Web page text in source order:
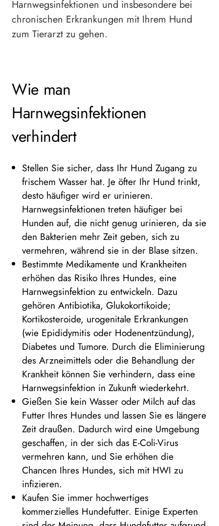
Harnwegsinfektionen und insbesondere bei
chronischen Erkrankungen mit Ihrem Hund
zum Tierarzt zu gehen.
Wie man
Harnwegsinfektionen
verhindert
Stellen Sie sicher, dass Ihr Hund Zugang zu
frischem Wasser hat. Je öfter Ihr Hund trinkt,
desto häufiger wird er urinieren.
Harnwegsinfektionen treten häufiger bei
Hunden auf, die nicht genug urinieren, da sie
den Bakterien mehr Zeit geben, sich zu
vermehren, während sie in der Blase sitzen.
Bestimmte Medikamente und Krankheiten
erhöhen das Risiko Ihres Hundes, eine
Harnwegsinfektion zu entwickeln. Dazu
gehören Antibiotika, Glukokortikoide;
Kortikosteroide, urogenitale Erkrankungen
(wie Epididymitis oder Hodenentzündung),
Diabetes und Tumore. Durch die Eliminierung
des Arzneimittels oder die Behandlung der
Krankheit können Sie verhindern, dass eine
Harnwegsinfektion in Zukunft wiederkehrt.
Gießen Sie kein Wasser oder Milch auf das
Futter Ihres Hundes und lassen Sie es längere
Zeit draußen. Dadurch wird eine Umgebung
geschaffen, in der sich das E-Coli-Virus
vermehren kann, und Sie erhöhen die
Chancen Ihres Hundes, sich mit HWI zu
infizieren.
Kaufen Sie immer hochwertiges
kommerzielles Hundefutter. Einige Experten